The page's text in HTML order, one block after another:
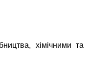
хімічними та